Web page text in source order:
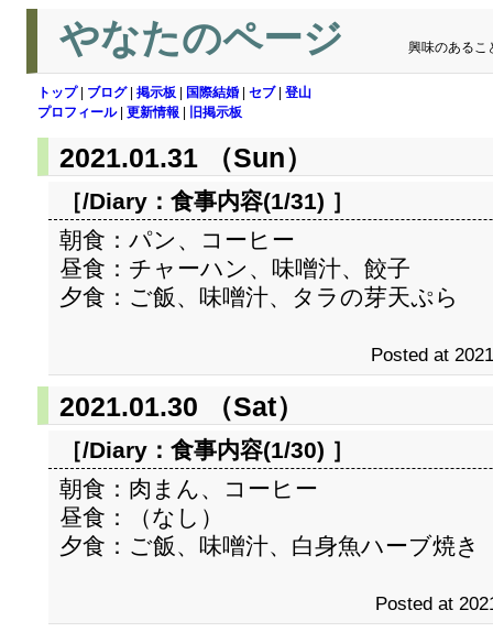
やなたのページ 興味のあるこ
トップ| ブログ| 掲示板 国際結婚 セブ| 登山
プロフィール| 更新情報 旧掲示板
2021.01.31 （Sun）
［/Diary： 食事内容(1/31) ］
朝食：パン、コーヒー
昼食：チャーハン、味噌汁、餃子
夕食：ご飯、味噌汁、タラの芽天ぷら
Posted at
2021.01.30 （Sat）
［/Diary： 食事内容(1/30) ］
朝食：肉まん、コーヒー
昼食：（なし）
夕食：ご飯、味噌汁、白身魚ハーブ焼き
Posted at